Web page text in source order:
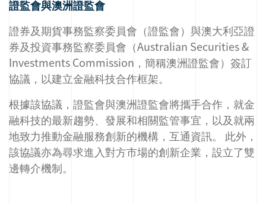
證監會與澳洲證監會
證券及期貨事務監察委員會（證監會）與澳大利亞證
券及投資事務監察委員會（Australian Securities &
Investments Commission，簡稱澳洲證監會）簽訂
協議，以建立金融科技合作框架。
根據該協議，證監會與澳洲證監會將攜手合作，就金
融科技的最新趨勢、發展和相關監管事宜，以及就兩
地致力推動金融服務創新的機構，互通資訊。 此外，
該協議亦為尋求進入對方市場的創新企業，設立了雙
邊轉介機制。